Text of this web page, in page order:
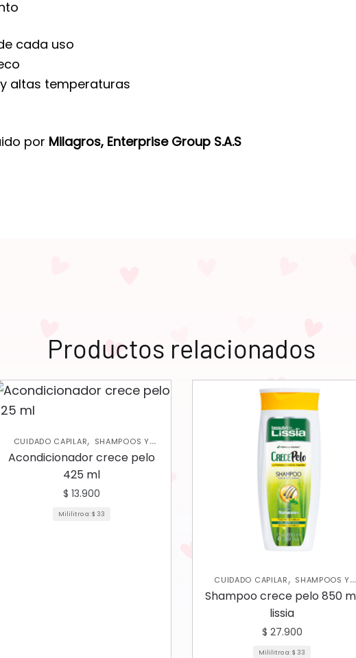
cada uso
altas temperaturas
por Milagros, Enterprise Group S.A.S
Productos relacionados
CUIDADO CAPILAR, SHAMPOOS Y
ACONDICIONADORES
Acondicionador crece pelo
425 ml
$ 13.900
Mililitro a:$ 33
CUIDADO CAPILAR, SHAMPOOS Y
ACONDICIONADORES
Shampoo crece pelo 850
lissia
$ 27.900
Mililitro a:$ 33